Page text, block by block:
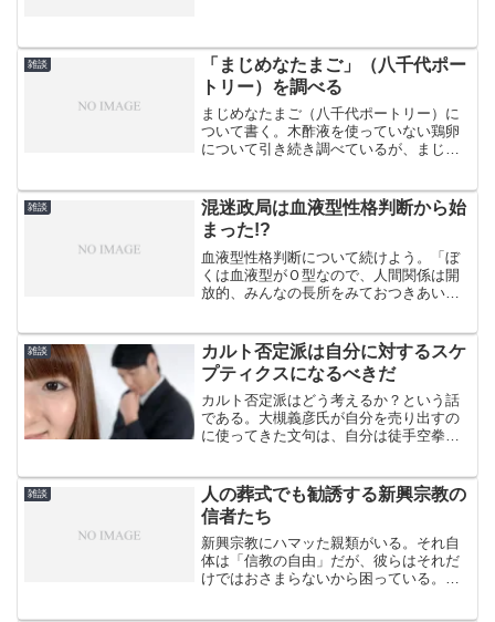
している人もいる。いずれ...
雑談
「まじめなたまご」（八千代ポー
トリー）を調べる
まじめなたまご（八千代ポートリー）に
ついて書く。木酢液を使っていない鶏卵
について引き続き調べているが、まじめ
や、黄身を黄色く見せるためのパプリカ
色素なども使っていないとい...
雑談
混迷政局は血液型性格判断から始
まった!?
血液型性格判断について続けよう。「ぼ
くは血液型がＯ型なので、人間関係は開
放的、みんなの長所をみておつきあいし
ューで、新党さきがけの竹村正義代表が
「犬猿の仲」といわ...
雑談
カルト否定派は自分に対するスケ
プティクスになるべきだ
カルト否定派はどう考えるか？という話
である。大槻義彦氏が自分を売り出すの
に使ってきた文句は、自分は徒手空拳で
な人間には「抵抗勢力」というレッテル
を貼ってしまう。
雑談
人の葬式でも勧誘する新興宗教の
信者たち
新興宗教にハマッた親類がいる。それ自
体は「信教の自由」だが、彼らはそれだ
けではおさまらないから困っている。伝